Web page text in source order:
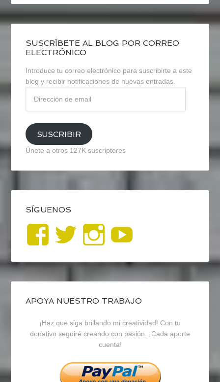
SUSCRÍBETE AL BLOG POR CORREO
ELECTRÓNICO
Introduce tu correo electrónico para suscribirte a este
blog y recibir notificaciones de nuevas entradas.
email
SUSCRIBIR
Únete a otros 127K suscriptores
SÍGUENOS
Ver
perfil
de
blogrecursosep
en
Facebook
Ver
perfil
de
recursosep
en
Twitter
Ver
perfil
de
recursosep
en
Instagram
APOYA NUESTRO TRABAJO
¡Haz que siga brillando mi creatividad! Con tu
donativo seguiré creando con pasión. ¡Cada aporte
cuenta!